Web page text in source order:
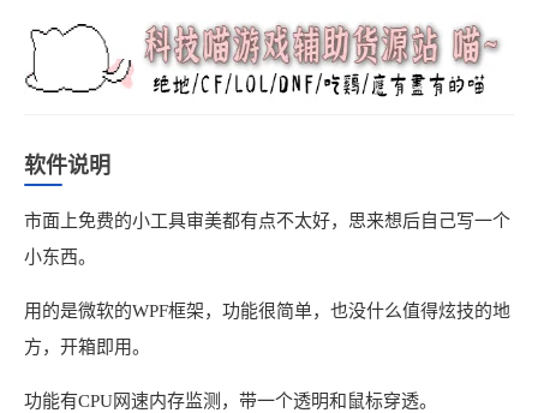
软件说明
市面上免费的小工具审美都有点不太好，思来想后自己写一个
小东西。
用的是微软的WPF框架，功能很简单，也没什么值得炫技的地
方，开箱即用。
功能有CPU网速内存监测，带一个透明和鼠标穿透。